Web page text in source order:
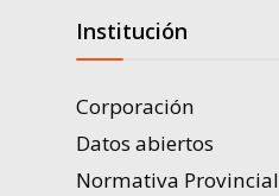
Institución
Corporación
Datos abiertos
Normativa Provincial